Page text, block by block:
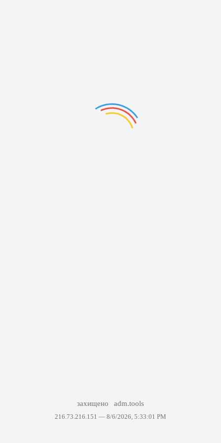
захищено adm.tools
216.73.216.151 — 8/6/2026, 5:33:01 PM